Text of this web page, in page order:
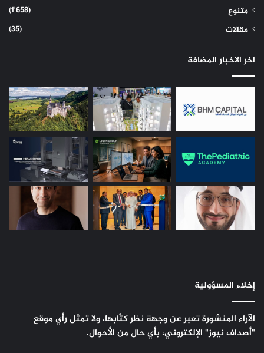
متنوع
(1٬658)
مقالات
(35)
اخر الاخبار المضافة
إخلاء المسؤولية
الآراء المنشورة تعبر عن وجهة نظر كتَّابها، ولا تمثل رأي موقع
"أصداف نيوز" الإلكتروني، بأي حال من الأحوال.